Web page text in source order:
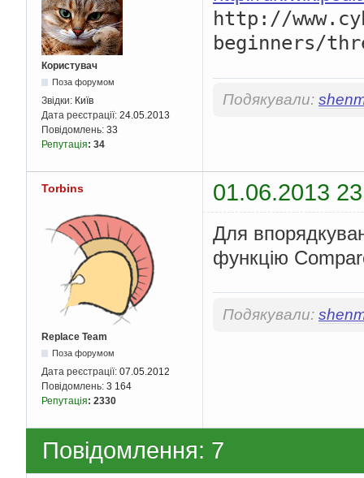
Користувач
Поза форумом
Звідки: Київ
Дата реєстрації: 24.05.2013
Повідомлень: 33
Репутація: 34
http: //
beginners/
Подякували:
Torbins 01.06.2013
Replace Team
Поза форумом
Дата реєстрації: 07.05.2012
Повідомлень: 3 164
Репутація: 2330
Для
функцію
Подякували:
Повідомлення: 7